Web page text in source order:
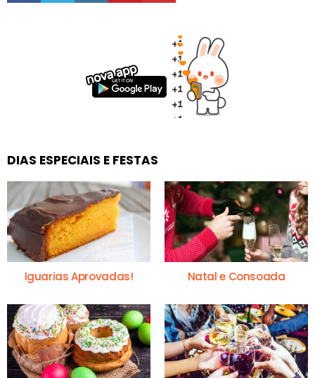
DIAS ESPECIAIS E FESTAS
Iguarias Aprovadas! Natal e Consoada